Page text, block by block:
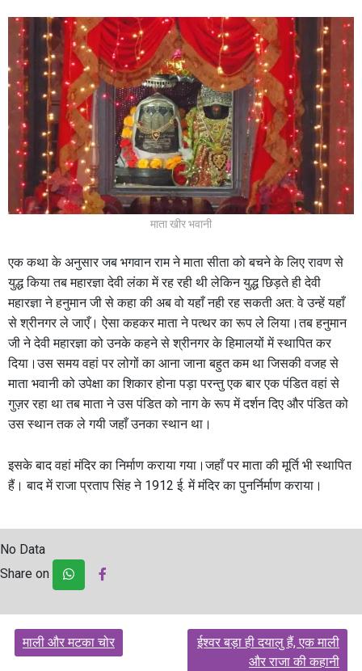
माता खीर भवानी
एक कथा के अनुसार जब भगवान राम ने माता सीता को बचने के लिए रावण से
युद्ध किया तब महारज्ञा देवी लंका में रह रही थी लेकिन युद्ध छिड़ते ही देवी
महारज्ञा ने हनुमान जी से कहा की अब वो यहाँ नही रह सकती अत: वे उन्हें यहाँ
से श्रीनगर ले जाएँ। ऐसा कहकर माता ने पत्थर का रूप ले लिया।तब हनुमान
जी ने देवी महारज्ञा को उनके कहने से श्रीनगर के हिमालयों में स्थापित कर
दिया।उस समय वहां पर लोगों का आना जाना बहुत कम था जिसकी वजह से
माता भवानी को उपेक्षा का शिकार होना पड़ा परन्तु एक बार एक पंडित वहां से
गुज़र रहा था तब माता ने उस पंडित को नाग के रूप में दर्शन दिए और पंडित को
उस स्थान तक ले गयी जहाँ उनका स्थान था।
इसके बाद वहां मंदिर का निर्माण कराया गया।जहाँ पर माता की मूर्ति भी स्थापित
हैं। बाद में राजा प्रताप सिंह ने 1912 ई. में मंदिर का पुनर्निर्माण कराया।
No Data
Share on
Post
navigation
माली और मटका चोर
ईश्वर बड़ा ही दयालु हैं, एक माली
और राजा की कहानी